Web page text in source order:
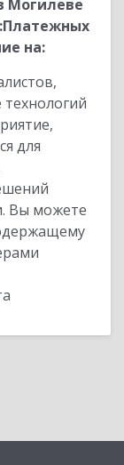
Могилеве
на:
для
Вы можете